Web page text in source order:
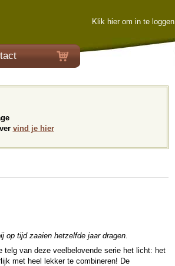
Klik hier om in te loggen
vind je hier
op tijd zaaien hetzelfde jaar dragen.
telg van deze veelbelovende serie het licht: het
met heel lekker te combineren! De